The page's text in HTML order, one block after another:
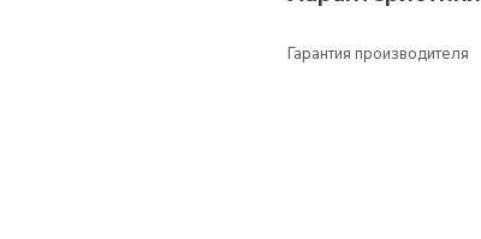
Гарантия производителя